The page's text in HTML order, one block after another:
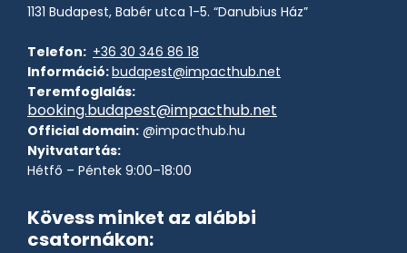
1131 Budapest, Babér utca 1-5. “Danubius Ház”
Telefon: +36 30 346 86 18
Információ:budapest@impacthub.net
Teremfoglalás:
booking.budapest@impacthub.net
Official domain: @impacthub.hu
Nyitvatartás:
Hétfő – Péntek 9:00–18:00
Kövess minket az alábbi
csatornákon: